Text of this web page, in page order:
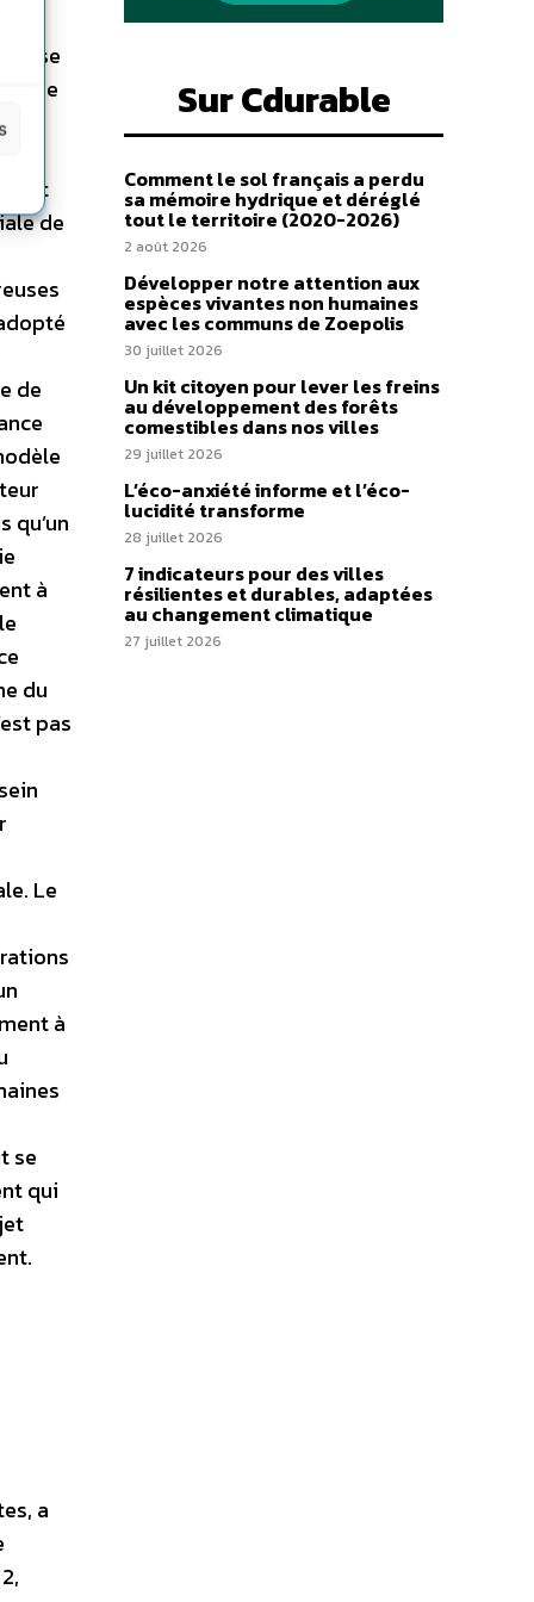
se
me
de
de
qu’un
à
du
pas
Le
à
se
qui
a
Sur Cdurable
Comment le sol français a perdu
sa mémoire hydrique et déréglé
tout le territoire (2020-2026)
2 août 2026
Développer notre attention aux
espèces vivantes non humaines
avec les communs de Zoepolis
30 juillet 2026
Un kit citoyen pour lever les freins
au développement des forêts
comestibles dans nos villes
29 juillet 2026
L’éco-anxiété informe et l’éco-
lucidité transforme
28 juillet 2026
7 indicateurs pour des villes
résilientes et durables, adaptées
au changement climatique
27 juillet 2026